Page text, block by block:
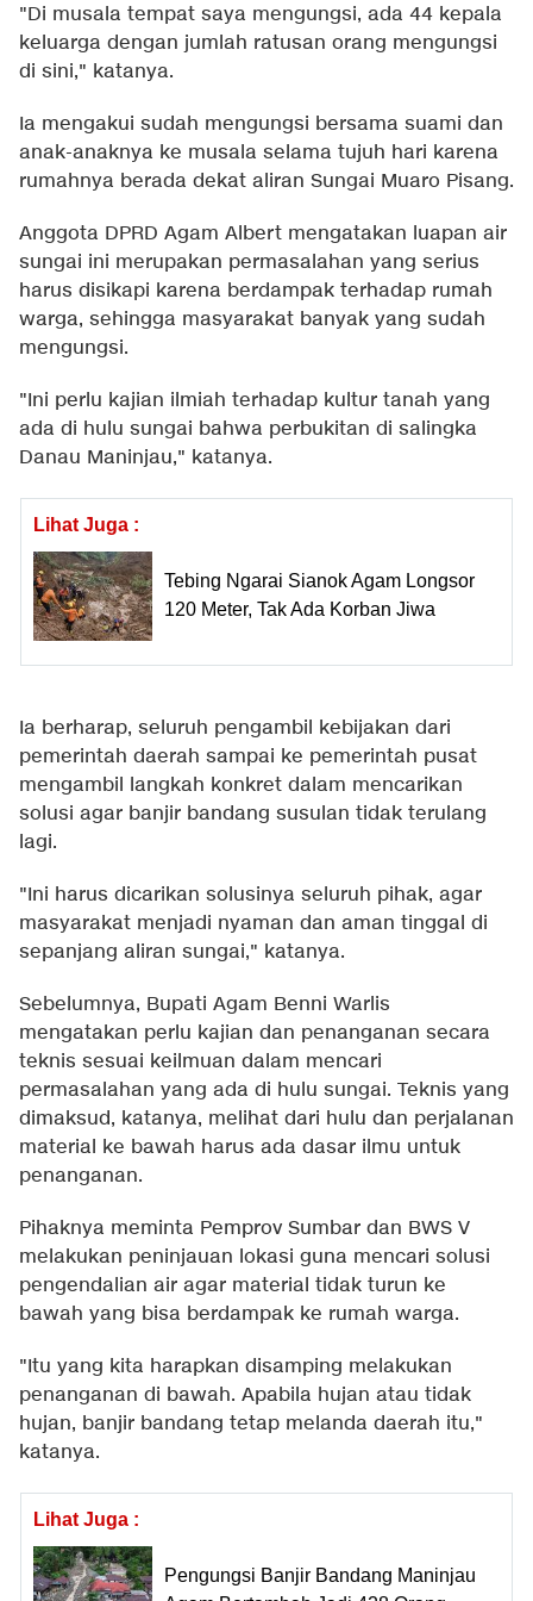
"Di musala tempat saya mengungsi, ada 44 kepala
keluarga dengan jumlah ratusan orang mengungsi
di sini," katanya.
Ia mengakui sudah mengungsi bersama suami dan
anak-anaknya ke musala selama tujuh hari karena
rumahnya berada dekat aliran Sungai Muaro Pisang.
Anggota DPRD Agam Albert mengatakan luapan air
sungai ini merupakan permasalahan yang serius
harus disikapi karena berdampak terhadap rumah
warga, sehingga masyarakat banyak yang sudah
mengungsi.
"Ini perlu kajian ilmiah terhadap kultur tanah yang
ada di hulu sungai bahwa perbukitan di salingka
Danau Maninjau," katanya.
Lihat Juga :
Tebing Ngarai Sianok Agam Longsor
120 Meter, Tak Ada Korban Jiwa
Ia berharap, seluruh pengambil kebijakan dari
pemerintah daerah sampai ke pemerintah pusat
mengambil langkah konkret dalam mencarikan
solusi agar banjir bandang susulan tidak terulang
lagi.
"Ini harus dicarikan solusinya seluruh pihak, agar
masyarakat menjadi nyaman dan aman tinggal di
sepanjang aliran sungai," katanya.
Sebelumnya, Bupati Agam Benni Warlis
mengatakan perlu kajian dan penanganan secara
teknis sesuai keilmuan dalam mencari
permasalahan yang ada di hulu sungai. Teknis yang
dimaksud, katanya, melihat dari hulu dan perjalanan
material ke bawah harus ada dasar ilmu untuk
penanganan.
Pihaknya meminta Pemprov Sumbar dan BWS V
melakukan peninjauan lokasi guna mencari solusi
pengendalian air agar material tidak turun ke
bawah yang bisa berdampak ke rumah warga.
"Itu yang kita harapkan disamping melakukan
penanganan di bawah. Apabila hujan atau tidak
hujan, banjir bandang tetap melanda daerah itu,"
katanya.
Lihat Juga :
Pengungsi Banjir Bandang Maninjau